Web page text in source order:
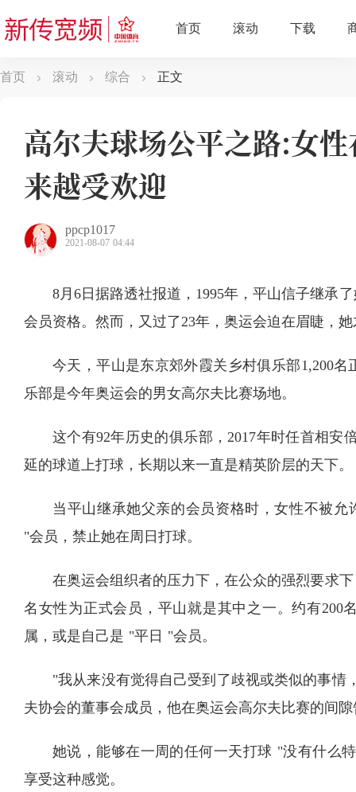
首页 滚动 综合 正文
高尔夫球场公平之路:女
来越受欢迎
ppcp1017
2021-08-07 04:44
8月6日据路透社报道，1995年，平山信子继承
会员资格。然而，又过了23年，奥运会迫在眉睫，
今天，平山是东京郊外霞关乡村俱乐部1,200
乐部是今年奥运会的男女高尔夫比赛场地。
这个有92年历史的俱乐部，2017年时任首相安
延的球道上打球，长期以来一直是精英阶层的天下。
当平山继承她父亲的会员资格时，女性不被
"会员，禁止她在周日打球。
在奥运会组织者的压力下，在公众的强烈要求
名女性为正式会员，平山就是其中之一。约有200
属，或是自己是 "平日 "会员。
"我从来没有觉得自己受到了歧视或类似的事情
夫协会的董事会成员，他在奥运会高尔夫比赛的间
她说，能够在一周的任何一天打球 "没有什么
享受这种感觉。